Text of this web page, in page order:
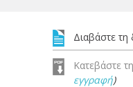
Διαβάστε τη
Κατεβάστε
εγγραφή)